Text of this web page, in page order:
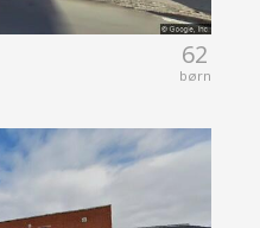
62
børn